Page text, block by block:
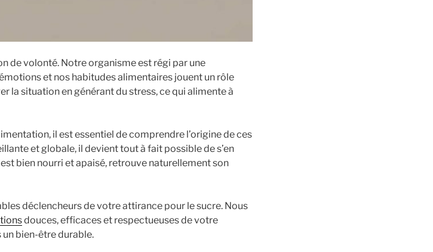
de volonté. Notre organisme est régi par une
et nos habitudes alimentaires jouent un rôle
la situation en générant du stress, ce qui alimente à
il est essentiel de comprendre l’origine de ces
et globale, il devient tout à fait possible de s’en
est bien nourri et apaisé, retrouve naturellement son
déclencheurs de votre attirance pour le sucre. Nous
douces, efficaces et respectueuses de votre
bien-être durable.